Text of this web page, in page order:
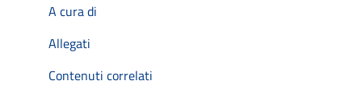
A cura di
Allegati
Contenuti correlati